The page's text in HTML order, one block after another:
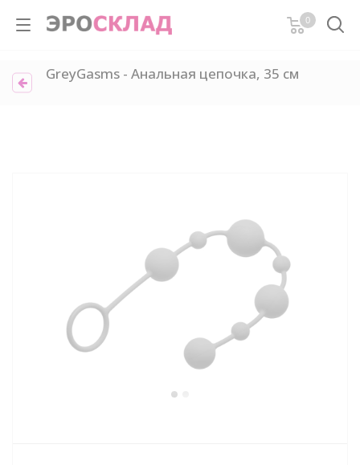
0
GreyGasms - Анальная цепочка, 35 см